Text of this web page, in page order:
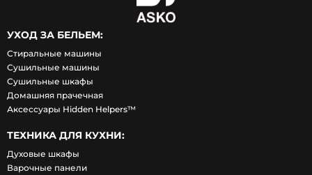
УХОД ЗА БЕЛЬЕМ:
Стиральные машины
Сушильные машины
Сушильные шкафы
Домашняя прачечная
Аксессуары Hidden Helpers™
ТЕХНИКА ДЛЯ КУХНИ:
Духовые шкафы
Варочные панели